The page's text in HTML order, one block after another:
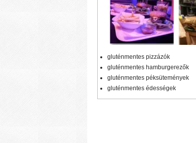
gluténmentes pizzázók
gluténmentes hamburgerezők
gluténmentes péksütemények
gluténmentes édességek